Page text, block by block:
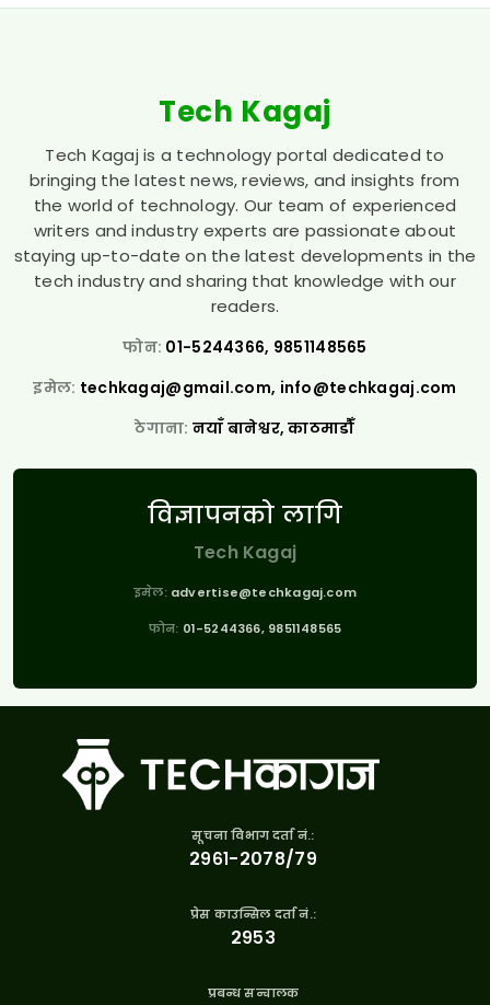
Tech Kagaj
Tech Kagaj is a technology portal dedicated to
bringing the latest news, reviews, and insights from
the world of technology. Our team of experienced
writers and industry experts are passionate about
staying up-to-date on the latest developments in the
tech industry and sharing that knowledge with our
readers.
फोन: 01-5244366, 9851148565
इमेल: techkagaj@gmail.com, info@techkagaj.com
ठेगाना: नयाँ बानेश्वर, काठमाडौँ
विज्ञापनको लागि
Tech Kagaj
इमेल: advertise@techkagaj.com
फोन: 01-5244366, 9851148565
सूचना विभाग दर्ता नं.:
२९६१-२०७८/७९
प्रेस काउन्सिल दर्ता नं.:
२९५३
प्रबन्ध सन्चालक